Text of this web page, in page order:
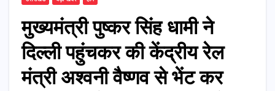
मुख्यमंत्री पुष्कर सिंह धामी ने
दिल्ली पहुंचकर की केंद्रीय रेल
मंत्री अश्वनी वैष्णव से भेंट कर